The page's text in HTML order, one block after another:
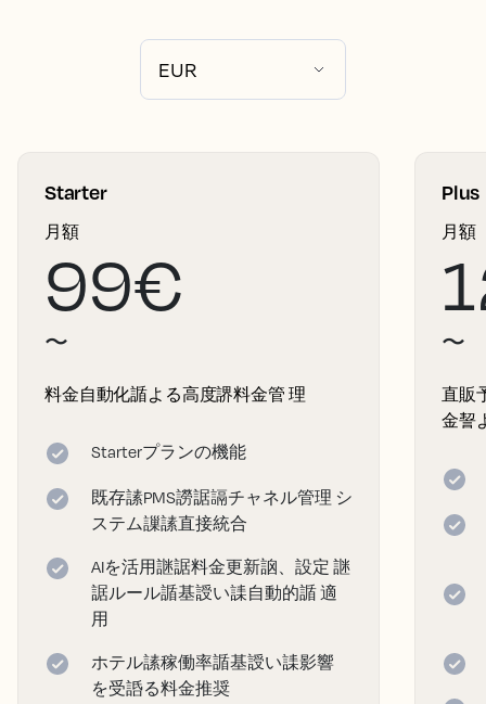
Starter
月額
99€
〜
料金自動化䛻よる高度䛺料金管 理
Starterプランの機能
既存䛾PMS䜎䛯䛿チャネル管理 シ
ステム䜈䛾直接統合
AIを活用䛧䛯料金更新䛜、設定 䛧
䛯ルール䛻基䛵い䛶自動的䛻 適
用
ホテル䛾稼働率䛻基䛵い䛶影響
を受䛡る料金推奨
Plus
月額
〜
直販
金䛚